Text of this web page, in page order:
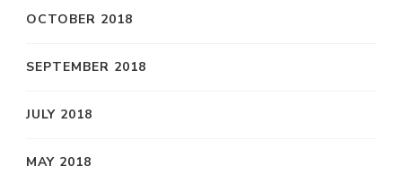
OCTOBER 2018
SEPTEMBER 2018
JULY 2018
MAY 2018